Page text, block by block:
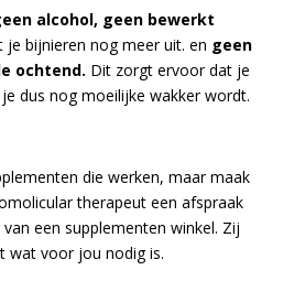
alcohol, geen bewerkt
je bijnieren nog meer uit. en geen
ochtend. Dit zorgt ervoor dat je
dus nog moeilijke wakker wordt.
die werken, maar maak
therapeut een afspraak
van een supplementen winkel. Zij
wat voor jou nodig is.